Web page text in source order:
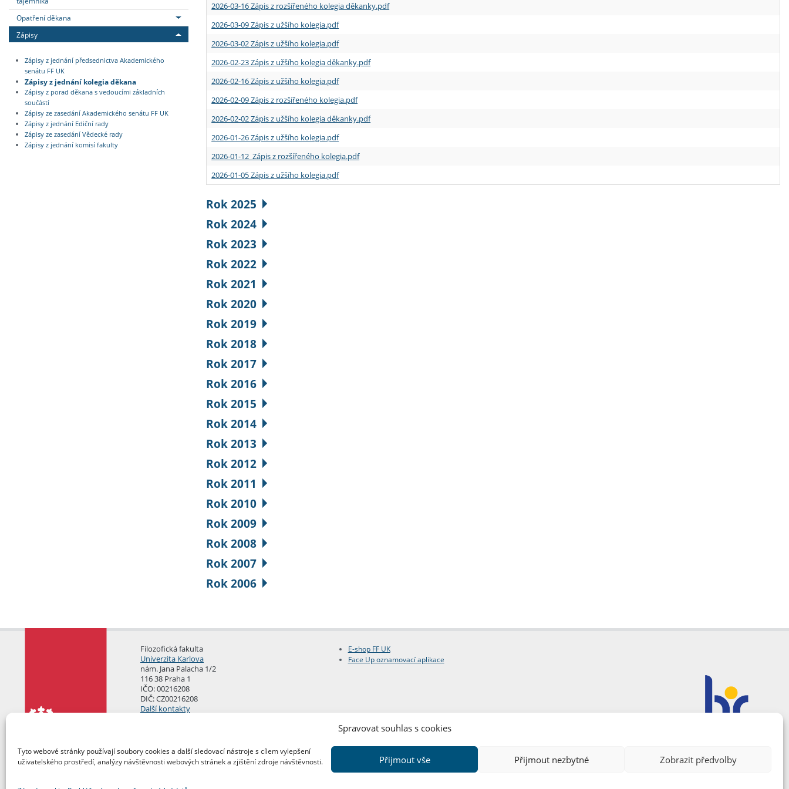
Spravovat souhlas s cookies
Tyto webové stránky používají soubory cookies a další sledovací nástroje s cílem vylepšení
uživatelského prostředí, analýzy návštěvnosti webových stránek a zjištění zdroje návštěvnosti.
Přijmout vše Přijmout nezbytné Zobrazit předvolby
Opatření děkana
Zápisy
Zápisy z jednání předsednictva Akademického
senátu FF UK
Zápisy z jednání kolegia děkana
Zápisy z porad děkana s vedoucími základních
součástí
Zápisy ze zasedání Akademického senátu FF UK
Zápisy z jednání Ediční rady
Zápisy ze zasedání Vědecké rady
Zápisy z jednání komisí fakulty
2026-03-16 Zápis z rozšířeného kolegia děkanky.pdf
2026-03-09 Zápis z užšího kolegia.pdf
2026-03-02 Zápis z užšího kolegia.pdf
2026-02-23 Zápis z užšího kolegia děkanky.pdf
2026-02-16 Zápis z užšího kolegia.pdf
2026-02-09 Zápis z rozšířeného kolegia.pdf
2026-02-02 Zápis z užšího kolegia děkanky.pdf
2026-01-26 Zápis z užšího kolegia.pdf
2026-01-12 Zápis z rozšířeného kolegia.pdf
2026-01-05 Zápis z užšího kolegia.pdf
Rok 2025
Rok 2024
Rok 2023
Rok 2022
Rok 2021
Rok 2020
Rok 2019
Rok 2018
Rok 2017
Rok 2016
Rok 2015
Rok 2014
Rok 2013
Rok 2012
Rok 2011
Rok 2010
Rok 2009
Rok 2008
Rok 2007
Rok 2006
Filozofická fakulta
Univerzita Karlova
nám. Jana Palacha 1/2
116 38 Praha 1
IČO: 00216208
DIČ: CZ00216208
Další kontakty
E-shop FF UK
Face Up oznamovací aplikace